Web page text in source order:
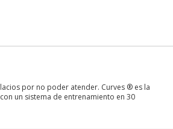
por no poder atender. Curves ® es la
un sistema de entrenamiento en 30